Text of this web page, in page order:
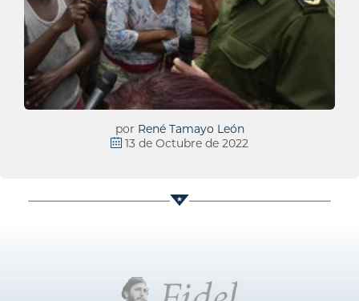
por René Tamayo León
13 de Octubre de 2022